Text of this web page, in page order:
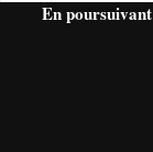
En